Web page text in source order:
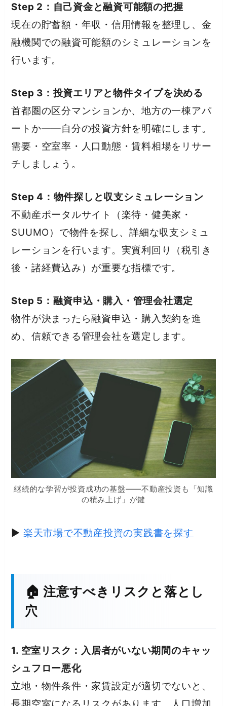
Step 2：自己資金と融資可能額の把握
現在の貯蓄額・年収・信用情報を整理し、金
融機関での融資可能額のシミュレーションを
行います。
Step 3：投資エリアと物件タイプを決める
首都圏の区分マンションか、地方の一棟アパ
ートか——自分の投資方針を明確にします。
需要・空室率・人口動態・賃料相場をリサー
チしましょう。
Step 4：物件探しと収支シミュレーション
不動産ポータルサイト（楽待・健美家・
SUUMO）で物件を探し、詳細な収支シミュ
レーションを行います。実質利回り（税引き
後・諸経費込み）が重要な指標です。
Step 5：融資申込・購入・管理会社選定
物件が決まったら融資申込・購入契約を進
め、信頼できる管理会社を選定します。
継続的な学習が投資成功の基盤——不動産投資も「知識
の積み上げ」が鍵
▶ 楽天市場で不動産投資の実践書を探す
🏠 注意すべきリスクと落とし
穴
1. 空室リスク：入居者がいない期間のキャッ
シュフロー悪化
立地・物件条件・家賃設定が適切でないと、